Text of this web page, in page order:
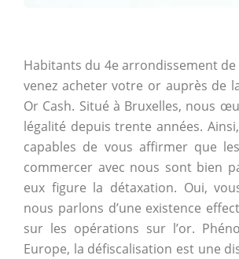
Habitants du 4e arrondissement de
venez acheter votre or auprès de
Or Cash. Situé à Bruxelles, nous
légalité depuis trente années.
capables de vous affirmer que
commercer avec nous sont bien
eux figure la détaxation. Oui,
nous parlons d’une existence
sur les opérations sur l’or.
Europe, la défiscalisation est une